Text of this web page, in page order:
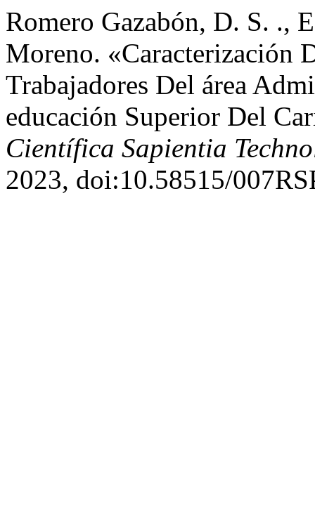
Romero Gazabón, D. S. .,
Moreno. «Caracterización
Trabajadores Del área
educación Superior Del
Científica Sapientia
2023, doi:10.58515/